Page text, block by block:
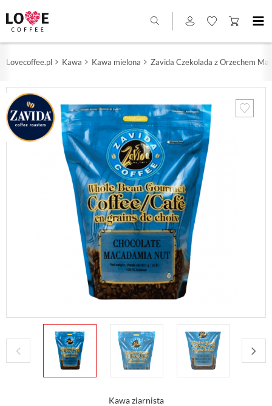
Lovecoffee.pl Kawa Kawa mielona Zavida Czekolada z Orzechem
Kawa ziarnista